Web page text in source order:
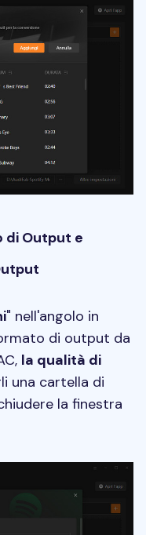
di Output e
" nell'angolo in
di output da
la qualità di
una cartella di
la finestra